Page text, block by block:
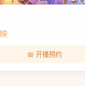
📅 开播预约